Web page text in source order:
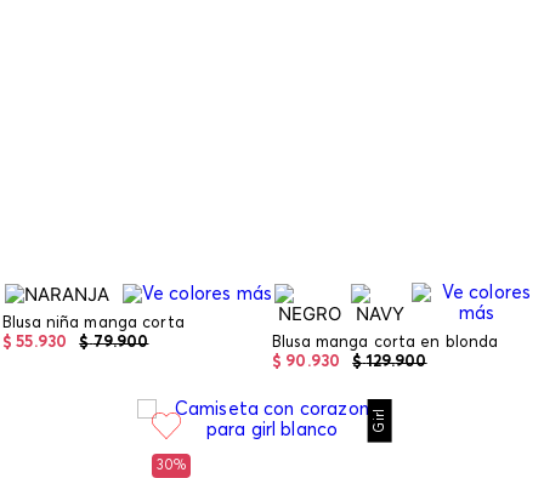
Blusa niña manga corta
$ 79.900
$ 55.930
Blusa manga corta en blonda
$ 129.900
$ 90 .930
Girl
30%